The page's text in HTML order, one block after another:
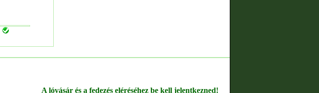
A lóvásár és a fedezés eléréséhez be kell jelentkezned!